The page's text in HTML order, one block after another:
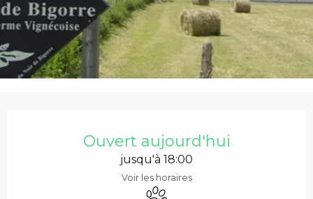
Ouvert aujourd'hui
jusqu'à 18:00
Voir les horaires
Animaux acceptés